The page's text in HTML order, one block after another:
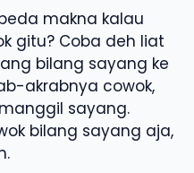
makna kalau
gitu? Coba deh liat
bilang sayang ke
akrabnya cowok,
sayang.
bilang sayang aja,